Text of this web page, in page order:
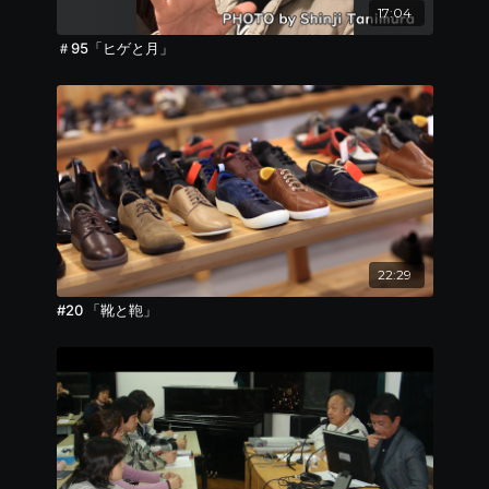
17:04
＃95「ヒゲと月」
22:29
#20 「靴と鞄」